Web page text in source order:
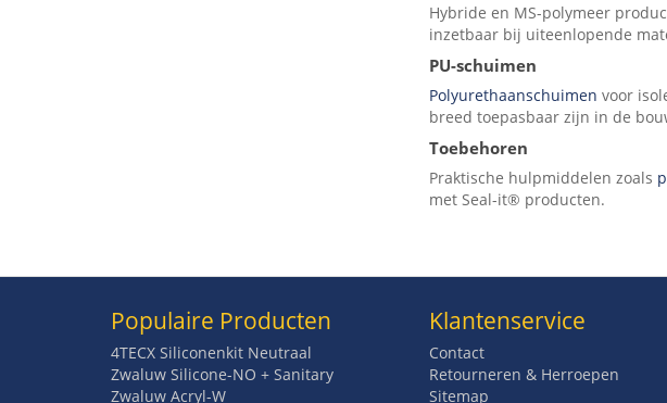
Hybride en MS-polymeer
inzetbaar bij uiteenlopende
PU-schuimen
Polyurethaanschuimen voor
breed toepasbaar zijn in de
Toebehoren
Praktische hulpmiddelen zoals
met Seal-it® producten.
Populaire Producten
4TECX Siliconenkit Neutraal
Zwaluw Silicone-NO + Sanitary
Zwaluw Acryl-W
Klantenservice
Contact
Retourneren & Herroepen
Sitemap